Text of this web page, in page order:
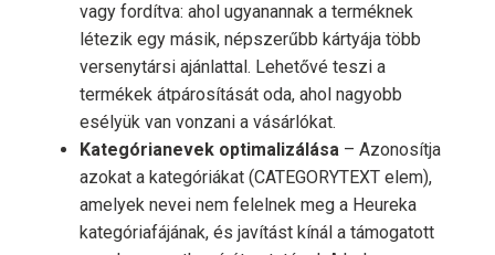
vagy fordítva: ahol ugyanannak a terméknek
létezik egy másik, népszerűbb kártyája több
versenytársi ajánlattal. Lehetővé teszi a
termékek átpárosítását oda, ahol nagyobb
esélyük van vonzani a vásárlókat.
Kategórianevek optimalizálása – Azonosítja
azokat a kategóriákat (CATEGORYTEXT elem),
amelyek nevei nem felelnek meg a Heureka
kategóriafájának, és javítást kínál a támogatott